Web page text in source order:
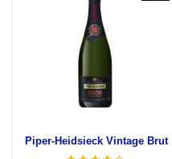
Piper-Heidsieck Vintage Brut